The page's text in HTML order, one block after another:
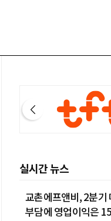
실시간 뉴스
교촌에프앤비, 2분
부담에 영업이익은